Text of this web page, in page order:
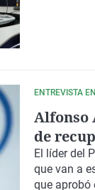
ENTREVISTA
Alfonso
de
El líder del
que van a
que aprobó